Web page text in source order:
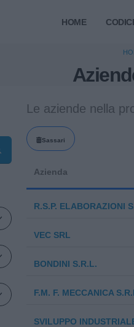
HOME
Le aziende nella
Sassari
Azienda
R.S.P. ELABORAZIONI
VEC SRL
BONDINI S.R.L.
F.M. F. MECCANICA
SVILUPPO